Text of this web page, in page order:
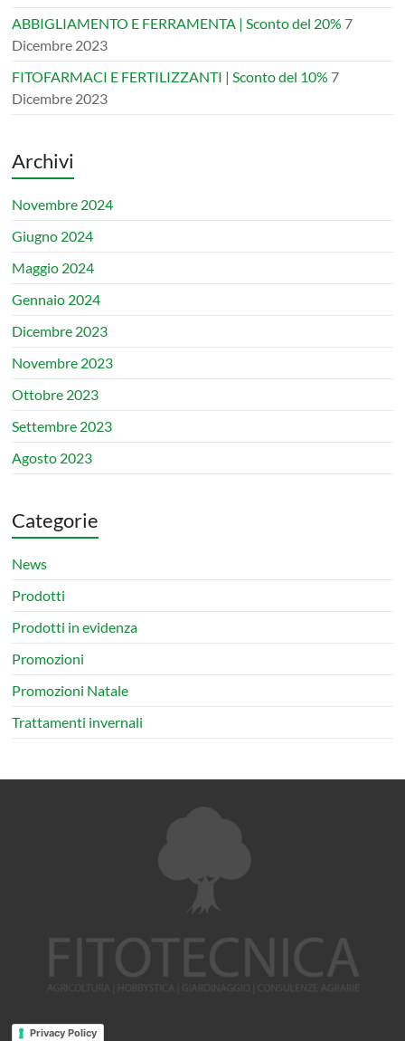
ABBIGLIAMENTO E FERRAMENTA | Sconto del 20% 7
Dicembre 2023
FITOFARMACI E FERTILIZZANTI | Sconto del 10% 7
Dicembre 2023
Archivi
Novembre 2024
Giugno 2024
Maggio 2024
Gennaio 2024
Dicembre 2023
Novembre 2023
Ottobre 2023
Settembre 2023
Agosto 2023
Categorie
News
Prodotti
Prodotti in evidenza
Promozioni
Promozioni Natale
Trattamenti invernali
Privacy Policy